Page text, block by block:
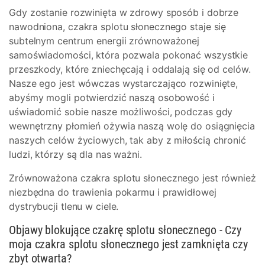
Gdy zostanie rozwinięta w zdrowy sposób i dobrze
nawodniona, czakra splotu słonecznego staje się
subtelnym centrum energii zrównoważonej
samoświadomości, która pozwala pokonać wszystkie
przeszkody, które zniechęcają i oddalają się od celów.
Nasze ego jest wówczas wystarczająco rozwinięte,
abyśmy mogli potwierdzić naszą osobowość i
uświadomić sobie nasze możliwości, podczas gdy
wewnętrzny płomień ożywia naszą wolę do osiągnięcia
naszych celów życiowych, tak aby z miłością chronić
ludzi, którzy są dla nas ważni.
Zrównoważona czakra splotu słonecznego jest również
niezbędna do trawienia pokarmu i prawidłowej
dystrybucji tlenu w ciele.
Objawy blokujące czakrę splotu słonecznego - Czy
moja czakra splotu słonecznego jest zamknięta czy
zbyt otwarta?